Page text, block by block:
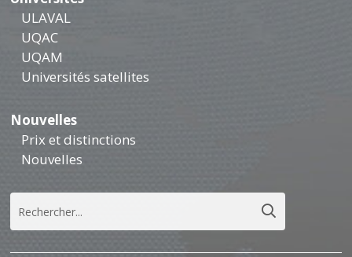
ULAVAL
UQAC
UQAM
Universités satellites
Nouvelles
Prix et distinctions
Nouvelles